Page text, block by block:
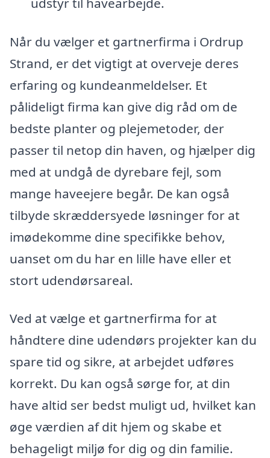
Når du vælger et gartnerfirma i Ordrup
Strand, er det vigtigt at overveje deres
erfaring og kundeanmeldelser. Et
pålideligt firma kan give dig råd om de
bedste planter og plejemetoder, der
passer til netop din haven, og hjælper dig
med at undgå de dyrebare fejl, som
mange haveejere begår. De kan også
tilbyde skræddersyede løsninger for at
imødekomme dine specifikke behov,
uanset om du har en lille have eller et
stort udendørsareal.
Ved at vælge et gartnerfirma for at
håndtere dine udendørs projekter kan du
spare tid og sikre, at arbejdet udføres
korrekt. Du kan også sørge for, at din
have altid ser bedst muligt ud, hvilket kan
øge værdien af dit hjem og skabe et
behageligt miljø for dig og din familie.